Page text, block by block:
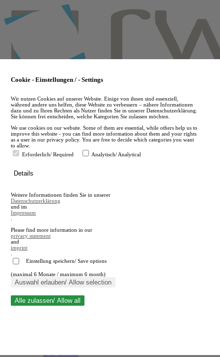
to
main
en
A
A
Suche schließen
Cookie - Einstellungen / - Settings
Wir nutzen Cookies auf unserer Website. Einige von ihnen sind essenziell,
während andere uns helfen, diese Website zu verbessern – nähere Informationen
dazu und zu Ihren Rechten als Nutzer finden Sie in unserer Datenschutzerklärung.
Sie können frei entscheiden, welche Kategorien Sie zulassen möchten.
We use cookies on our website. Some of them are essential, while others help us to
improve this website - you can find more information about them and your rights
as a user in our privacy policy. You are free to decide which categories you want
to allow.
Erforderlich/ Required
Analytisch/ Analytical
Details
Weitere Informationen finden Sie in unserer
Datenschutzerklärung
und im
Impressum
Please find more information in our
privacy statement
and
imprint
Einstellung speichern/ Save options
(maximal 6 Monate / maximum 6 month)
Auswahl erlauben/ Allow selection
Alle zulassen/ Allow all